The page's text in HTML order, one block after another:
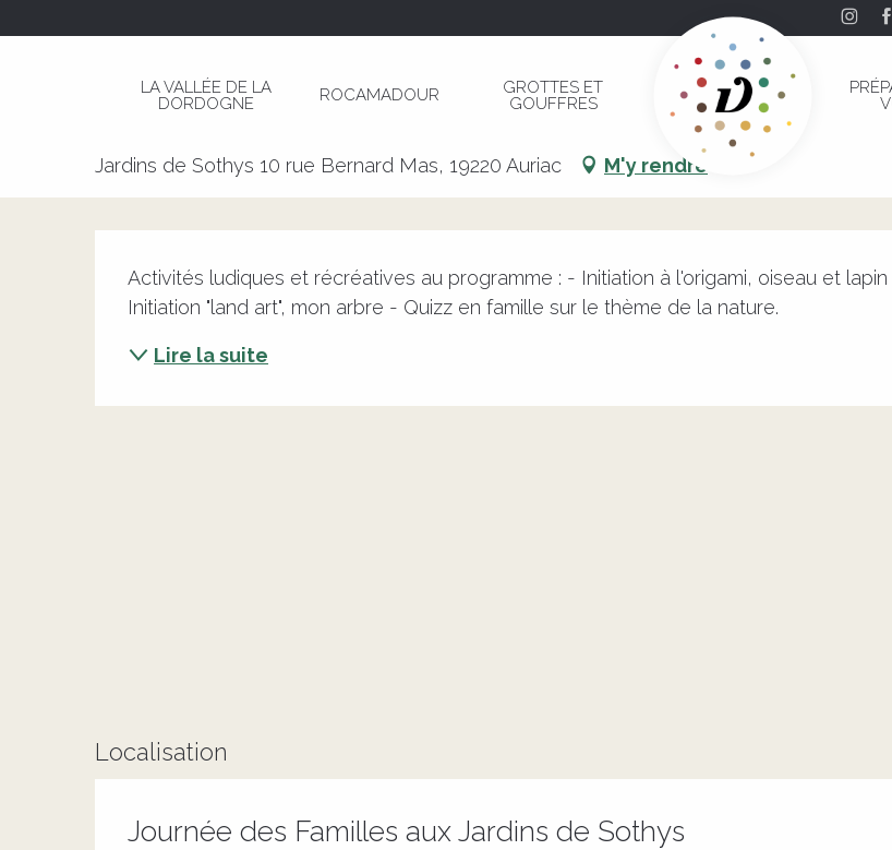
LA VALLÉE DE LA
DORDOGNE
ROCAMADOUR
GROTTES ET
GOUFFRES
Journée des Familles aux Jardins de Sothys
Jardins de Sothys 10 rue Bernard Mas, 19220 Auriac M'y rendre
Activités ludiques et récréatives au programme : - Initiation à l'origami, oiseau et
Initiation "land art", mon arbre - Quizz en famille sur le thème de la nature.
Lire la suite
Localisation
Journée des Familles aux Jardins de Sothys